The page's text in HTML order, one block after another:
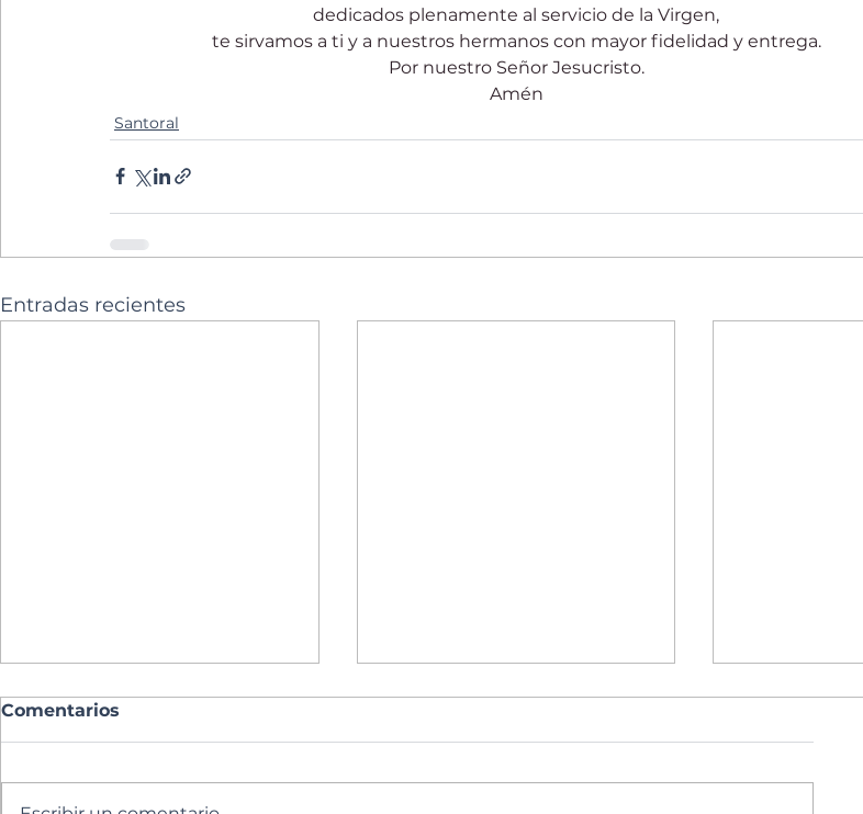
dedicados plenamente al servicio de la Virgen,
te sirvamos a ti y a nuestros hermanos con mayor fidelidad y entrega.
Por nuestro Señor Jesucristo.
Amén
Santoral
Entradas recientes
Comentarios